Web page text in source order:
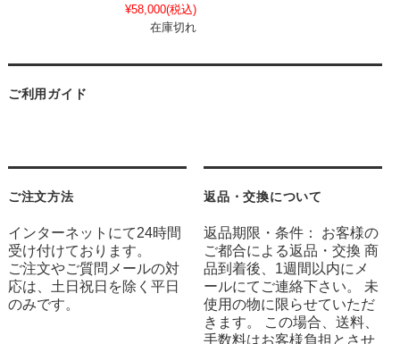
¥58,000(税込)
在庫切れ
ご利用ガイド
ご注文方法
インターネットにて24時間
受け付けております。
ご注文やご質問メールの対
応は、土日祝日を除く平日
のみです。
返品・交換について
返品期限・条件： お客様の
ご都合による返品・交換 商
品到着後、1週間以内にメ
ールにてご連絡下さい。 未
使用の物に限らせていただ
きます。 この場合、送料、
手数料はお客様負担とさせ